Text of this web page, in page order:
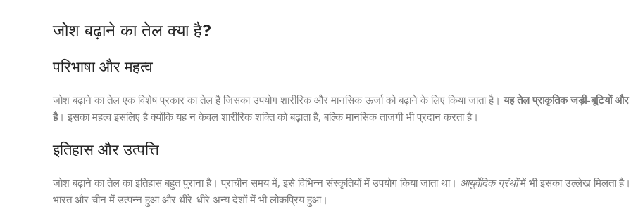
जोश बढ़ाने का तेल क्या है?
परिभाषा और महत्व
जोश बढ़ाने का तेल एक विशेष प्रकार का तेल है जिसका उपयोग शारीरिक और मानसिक ऊर्जा को बढ़ाने के लिए किया जाता है। यह तेल प्राकृतिक जड़ी-बूटियों और
है। इसका महत्व इसलिए है क्योंकि यह न केवल शारीरिक शक्ति को बढ़ाता है, बल्कि मानसिक ताजगी भी प्रदान करता है।
इतिहास और उत्पत्ति
जोश बढ़ाने का तेल का इतिहास बहुत पुराना है। प्राचीन समय में, इसे विभिन्न संस्कृतियों में उपयोग किया जाता था। आयुर्वेदिक ग्रंथोंमें भी इसका उल्लेख मिलता
भारत और चीन में उत्पन्न हुआ और धीरे-धीरे अन्य देशों में भी लोकप्रिय हुआ।